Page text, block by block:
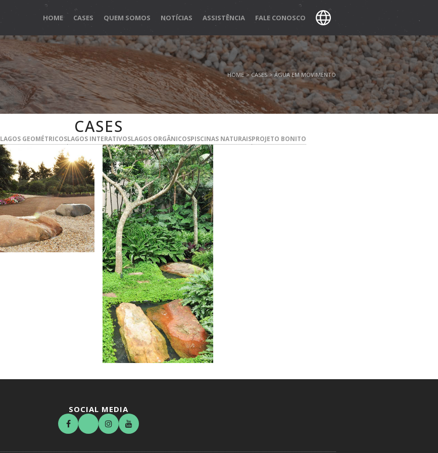
HOME CASES QUEM SOMOS NOTÍCIAS ASSISTÊNCIA FALE CONOSCO
HOME CASES ÁGUA EM MOVIMENTO
CASES
LAGOS GEOMÉTRICOSLAGOS INTERATIVOSLAGOS ORGÂNICOSPISCINAS NATURAISPROJETO BONITO
SOCIAL MEDIA